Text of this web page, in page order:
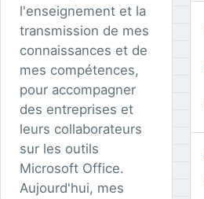
l'enseignement et la
transmission de mes
connaissances et de
mes compétences,
pour accompagner
des entreprises et
leurs collaborateurs
sur les outils
Microsoft Office.
Aujourd'hui, mes